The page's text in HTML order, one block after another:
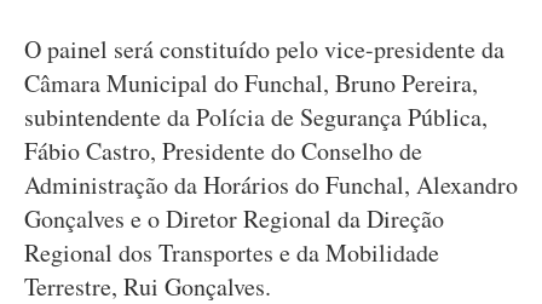
O painel será constituído pelo vice-presidente da
Câmara Municipal do Funchal, Bruno Pereira,
subintendente da Polícia de Segurança Pública,
Fábio Castro, Presidente do Conselho de
Administração da Horários do Funchal, Alexandro
Gonçalves e o Diretor Regional da Direção
Regional dos Transportes e da Mobilidade
Terrestre, Rui Gonçalves.